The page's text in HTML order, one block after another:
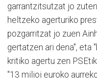
garrantzitsutzat jo
heltzeko agerturiko
pozgarritzat jo zuen
gertatzen ari dena", eta
kritiko agertu zen
"13 milioi euroko